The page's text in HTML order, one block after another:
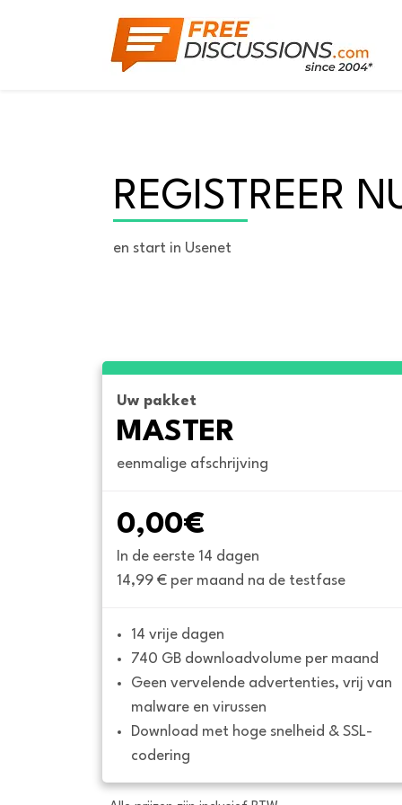
REGISTREER
en start in Usenet
Uw pakket
MASTER
eenmalige afschrijving
0,00€
In de eerste 14 dagen
14,99 € per maand na de testfase
14 vrije dagen
740 GB downloadvolume per maand
Geen vervelende advertenties, vrij van
malware en virussen
Download met hoge snelheid & SSL-
codering